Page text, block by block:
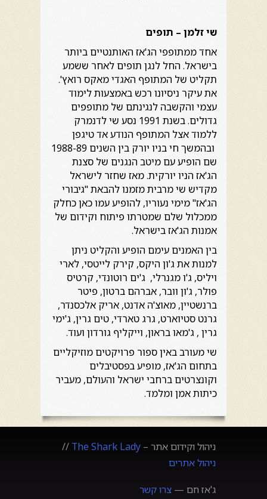
שי זלמן – תופים
אחד ממתופפי הג'אז האותנטיים ביותר
בישראל. החל לנגן תופים לאחר ששמע
תקליט של המתופף האגדי מאקס רואץ'.
את עיקר ניסיונו רכש באמצעות לימוד
עצמי והקשבה לנגינתם של מתופפים
גדולים. בשנת 1991 נסע שי לדנמרק
ללמוד אצל המתופף הנודע אד טיגפן
ובהמשך חי בניו יורק בין השנים 1988-89
שם הופיע עם מיטב הנגנים של סצנת
הג'אז הניו יורקית. מאז שחזר לישראל
מקדיש שי מרבית מזמנו להבאת "גיבורי
הג'אז" מימי נעוריו, להופיע עמו כאן כחלק
ממכלול שלם שמטרתו פיתוח וקידום של
אמנות הג'אז בישראל.
בין האמנים עימם הופיע והקליט ניתן
למנות את ג'ון היקס, קירק לייטסי, לארי
ויליס, ג'ו מגנרלי, ג'ים רוטונדי, קרטיס
פולר, ג'ון וובר, אברהם ברטון, פיטר
ברנשטיין, מאוצ'ה אדנט, אריק אלכסנדר,
גרנט סטיוארט, גרג טארדי, טים גרין, ג'ימי
גרין , ג'מאו בראון, וייקליף גורדון ועוד.
שי מעורב באין ספור פרויקטים מוזיקליים
בתחום הג'אז, מופיע בפסטיבלים
וקונצרטים ברחבי ישראל והעולם, מעביר
כיתות אמן ומלמד.
ניהול וקידום אתר – The Shark Lady
//
ניהול אתרים
ג'אז חם — צרו קשר